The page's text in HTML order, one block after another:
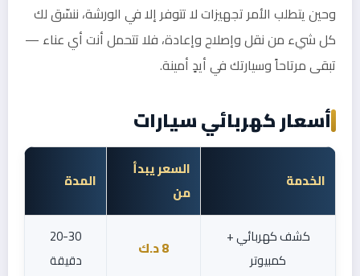
وحين يتطلب الأمر تجهيزات لا تتوفر إلا في الورشة، ننسّق لك
كل شيء من نقل وإصلاح وإعادة، فلا تتحمل أنت أي عناء —
تبقى مرتاحاً وسيارتك في أيدٍ أمينة.
أسعار كهربائي سيارات
الخدمة
السعر يبدأ
من
المدة
كشف كهربائي +
كمبيوتر
8 د.ك
20-30
دقيقة